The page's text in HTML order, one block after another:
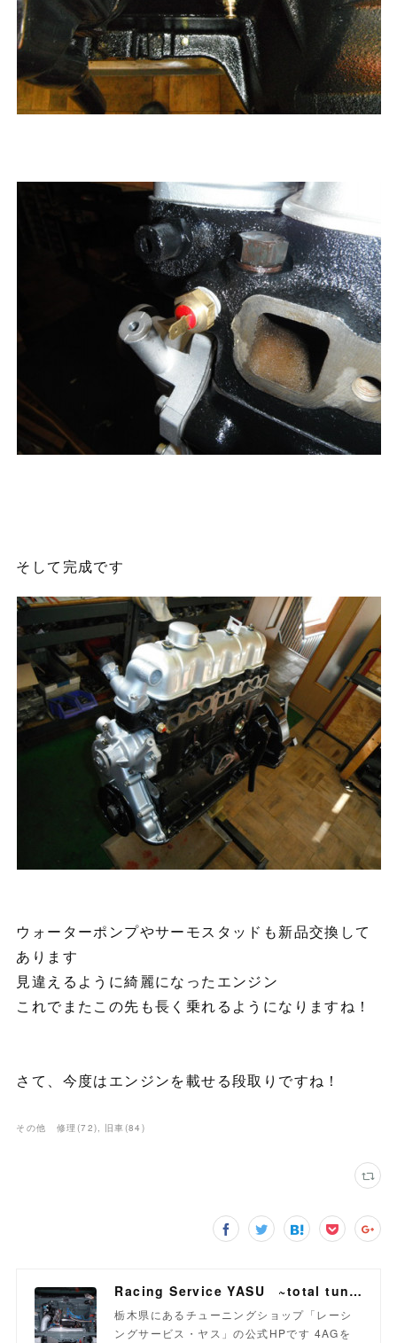
そして完成です
ウォーターポンプやサーモスタッドも新品交換して
あります
見違えるように綺麗になったエンジン
これでまたこの先も長く乗れるようになりますね！
さて、今度はエンジンを載せる段取りですね！
その他 修理 (72) 旧車(84 )
Racing Service YASU ~total tuning proshop~
栃木県にあるチューニングショップ「レーシ
ングサービス・ヤス」の公式HPです 4AGを